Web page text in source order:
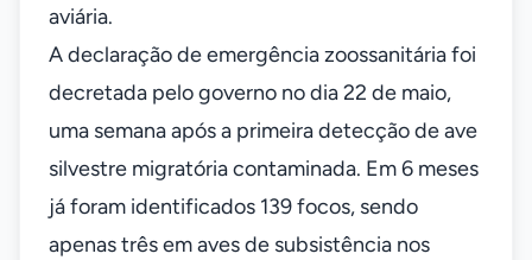
aviária.
A declaração de emergência zoossanitária foi
decretada pelo governo no dia 22 de maio,
uma semana após a primeira detecção de ave
silvestre migratória contaminada. Em 6 meses
já foram identificados 139 focos, sendo
apenas três em aves de subsistência nos